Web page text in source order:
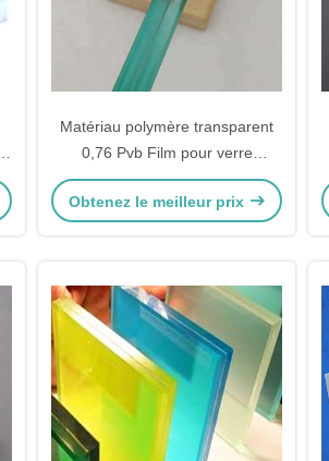
Matériau polymère transparent
0,76 Pvb Film pour verre
automobile
Obtenez le meilleur prix